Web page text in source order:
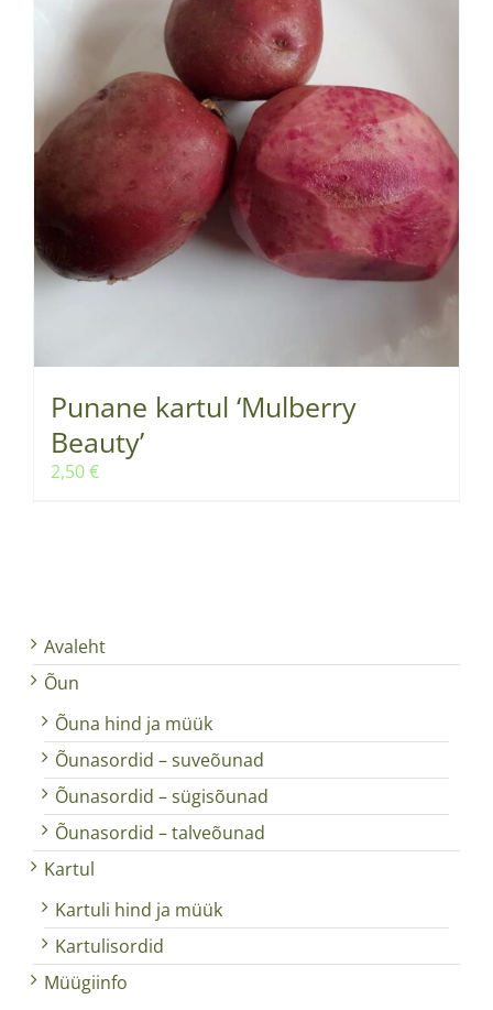
Punane kartul ‘Mulberry
Beauty’
2,50€
Avaleht
Õun
Õuna hind ja müük
Õunasordid – suveõunad
Õunasordid – sügisõunad
Õunasordid – talveõunad
Kartul
Kartuli hind ja müük
Kartulisordid
Müügiinfo